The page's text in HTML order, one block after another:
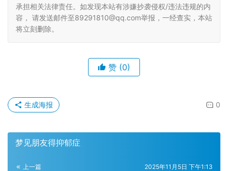
承担相关法律责任。如发现本站有涉嫌抄袭侵权/违法违规的内
容， 请发送邮件至89291810@qq.com举报，一经查实，本站
将立刻删除。
赞 (0)
0
生成海报
梦见朋友得抑郁症
上一篇 2025年11月5日 下午1:13